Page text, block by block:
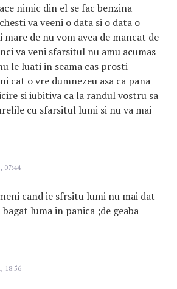
nimic din el se fac benzina
va veeni o data si o data o
de nu vom avea de mancat de
va veni sfarsitul nu amu acumas
le luati in seama cas prosti
cat o vre dumnezeu asa ca pana
si iubitiva ca la randul vostru sa
cu sfarsitul lumi si nu va mai
07:44
cand ie sfrsitu lumi nu mai dat
bagat luma in panica ;de geaba
18:56